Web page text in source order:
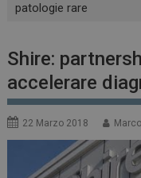
patologie rare
Shire:
accelerare
22 Marzo 2018